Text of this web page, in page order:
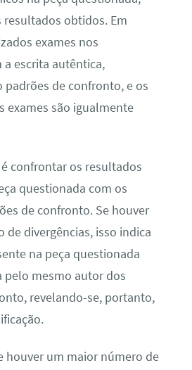
resultados obtidos. Em
exames nos
escrita autêntica,
padrões de confronto, e os
exames são igualmente
confrontar os resultados
questionada com os
de confronto. Se houver
de divergências, isso indica
na peça questionada
pelo mesmo autor dos
revelando-se, portanto,
houver um maior número de